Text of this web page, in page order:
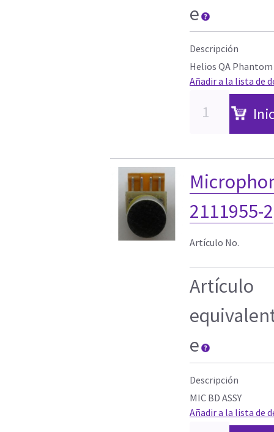
e
Descripción
Helios QA
Añadir a la lista de
2111955-2
Artículo No.
Artículo
e
Descripción
MIC BD ASSY
Añadir a la lista de